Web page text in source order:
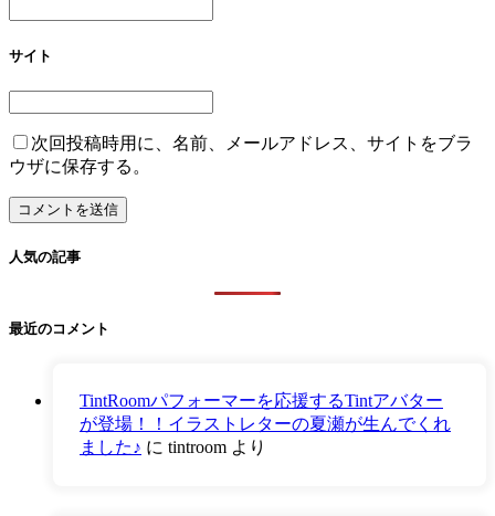
サイト
次回投稿時用に、名前、メールアドレス、サイトをブラ
ウザに保存する。
人気の記事
最近のコメント
TintRoomパフォーマーを応援するTintアバター
が登場！！イラストレターの夏瀬が生んでくれ
ました♪ に tintroom より